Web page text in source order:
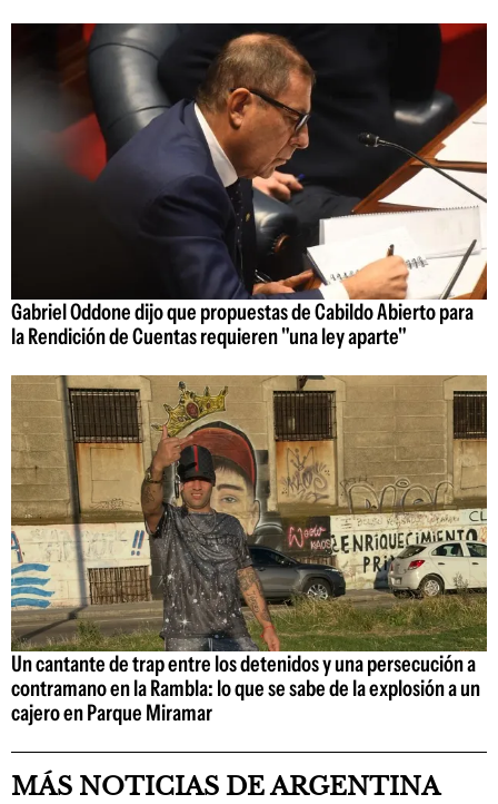
Gabriel Oddone dijo que propuestas de Cabildo Abierto para
la Rendición de Cuentas requieren "una ley aparte"
Un cantante de trap entre los detenidos y una persecución a
contramano en la Rambla: lo que se sabe de la explosión a un
cajero en Parque Miramar
MÁS NOTICIAS DE ARGENTINA